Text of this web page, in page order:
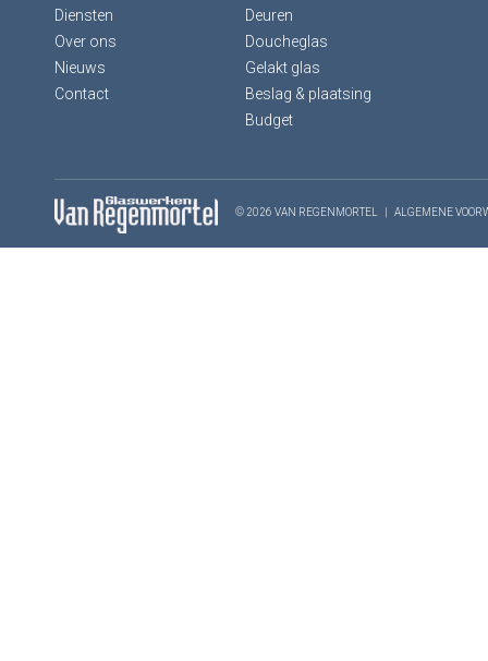
Diensten
Over ons
Nieuws
Contact
Deuren
Doucheglas
Gelakt glas
Beslag & plaatsing
Budget
© 2026 VAN REGENMORTEL ALGEMENE